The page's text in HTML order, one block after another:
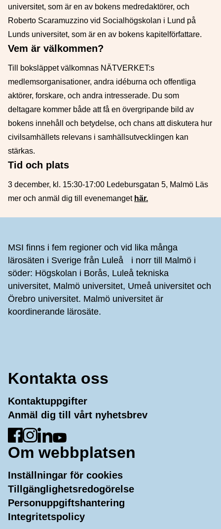
universitet, som är en av bokens medredaktörer, och
Roberto Scaramuzzino vid Socialhögskolan i Lund på
Lunds universitet, som är en av bokens kapitelförfattare.
Vem är välkommen?
Till boksläppet välkomnas NÄTVERKET:s
medlemsorganisationer, andra idéburna och offentliga
aktörer, forskare, och andra intresserade. Du som
deltagare kommer både att få en övergripande bild av
bokens innehåll och betydelse, och chans att diskutera hur
civilsamhällets relevans i samhällsutvecklingen kan
stärkas.
Tid och plats
3 december, kl. 15:30-17:00 Ledebursgatan 5, Malmö Läs
mer och anmäl dig till evenemanget här.
MSI finns i fem regioner och vid lika många
lärosäten i Sverige från Luleå i norr till Malmö i
söder: Högskolan i Borås, Luleå tekniska
universitet, Malmö universitet, Umeå universitet och
Örebro universitet. Malmö universitet är
koordinerande lärosäte.
Kontakta oss
Kontaktuppgifter
Anmäl dig till vårt nyhetsbrev
Gå till Facebook
Gå till Instagram
Gå till LinkedIn
Gå till YouTube
Om webbplatsen
Inställningar för cookies
Tillgänglighetsredogörelse
Personuppgiftshantering
Integritetspolicy